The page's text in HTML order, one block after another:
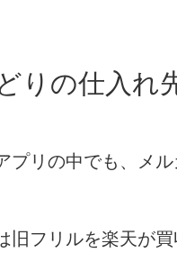
りの仕入れ
プリの中でも、メ
旧フリルを楽天が